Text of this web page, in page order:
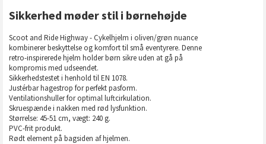
Sikkerhed møder stil i børnehøjde
Scoot and Ride Highway - Cykelhjelm i oliven/grøn nuance
kombinerer beskyttelse og komfort til små eventyrere. Denne
retro-inspirerede hjelm holder børn sikre uden at gå på
kompromis med udseendet.
Sikkerhedstestet i henhold til EN 1078.
Justérbar hagestrop for perfekt pasform.
Ventilationshuller for optimal luftcirkulation.
Skruespænde i nakken med rød lysfunktion.
Størrelse: 45-51 cm, vægt: 240 g.
PVC-frit produkt.
Rødt element på bagsiden af hjelmen.